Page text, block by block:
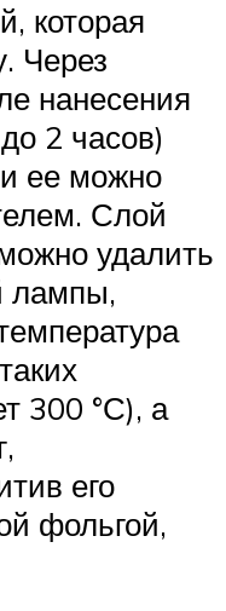
которая
Через
нанесения
2 часов)
и ее можно
Слой
удалить
лампы,
300 °С), а
его
фольгой,